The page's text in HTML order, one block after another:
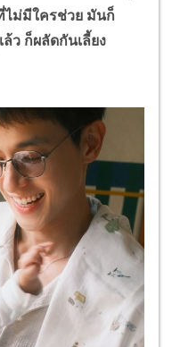
ไม่มีใครช่วย มันก็
ว ก็ผลัดกันเลี้ยง